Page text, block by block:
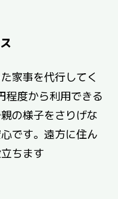
家事を代行してく
程度から利用できる
の様子をさりげな
です。遠方に住ん
ちます